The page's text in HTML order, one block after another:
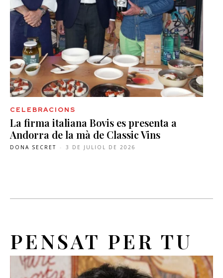
CELEBRACIONS
La firma italiana Bovis es presenta a
Andorra de la mà de Classic Vins
DONA SECRET - 3 DE JULIOL DE 2026
PENSAT PER TU